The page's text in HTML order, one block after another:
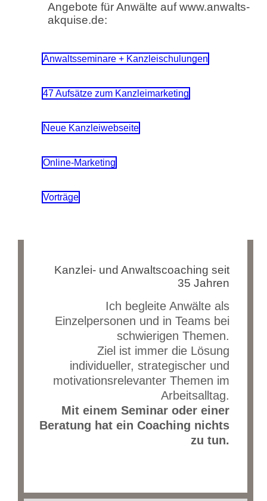
Angebote für Anwälte auf www.anwalts-
akquise.de:
Anwaltsseminare + Kanzleischulungen
47 Aufsätze zum Kanzleimarketing
Neue Kanzleiwebseite
Online-Marketing
Vorträge
Kanzlei- und Anwaltscoaching seit
35 Jahren
Ich begleite Anwälte als
Einzelpersonen und in Teams bei
schwierigen Themen.
Ziel ist immer die Lösung
individueller, strategischer und
motivationsrelevanter Themen im
Arbeitsalltag.
Mit einem Seminar oder einer
Beratung hat ein Coaching nichts
zu tun.